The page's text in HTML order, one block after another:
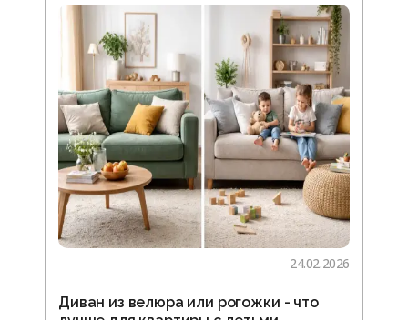
24.02.2026
Диван из велюра или рогожки - что